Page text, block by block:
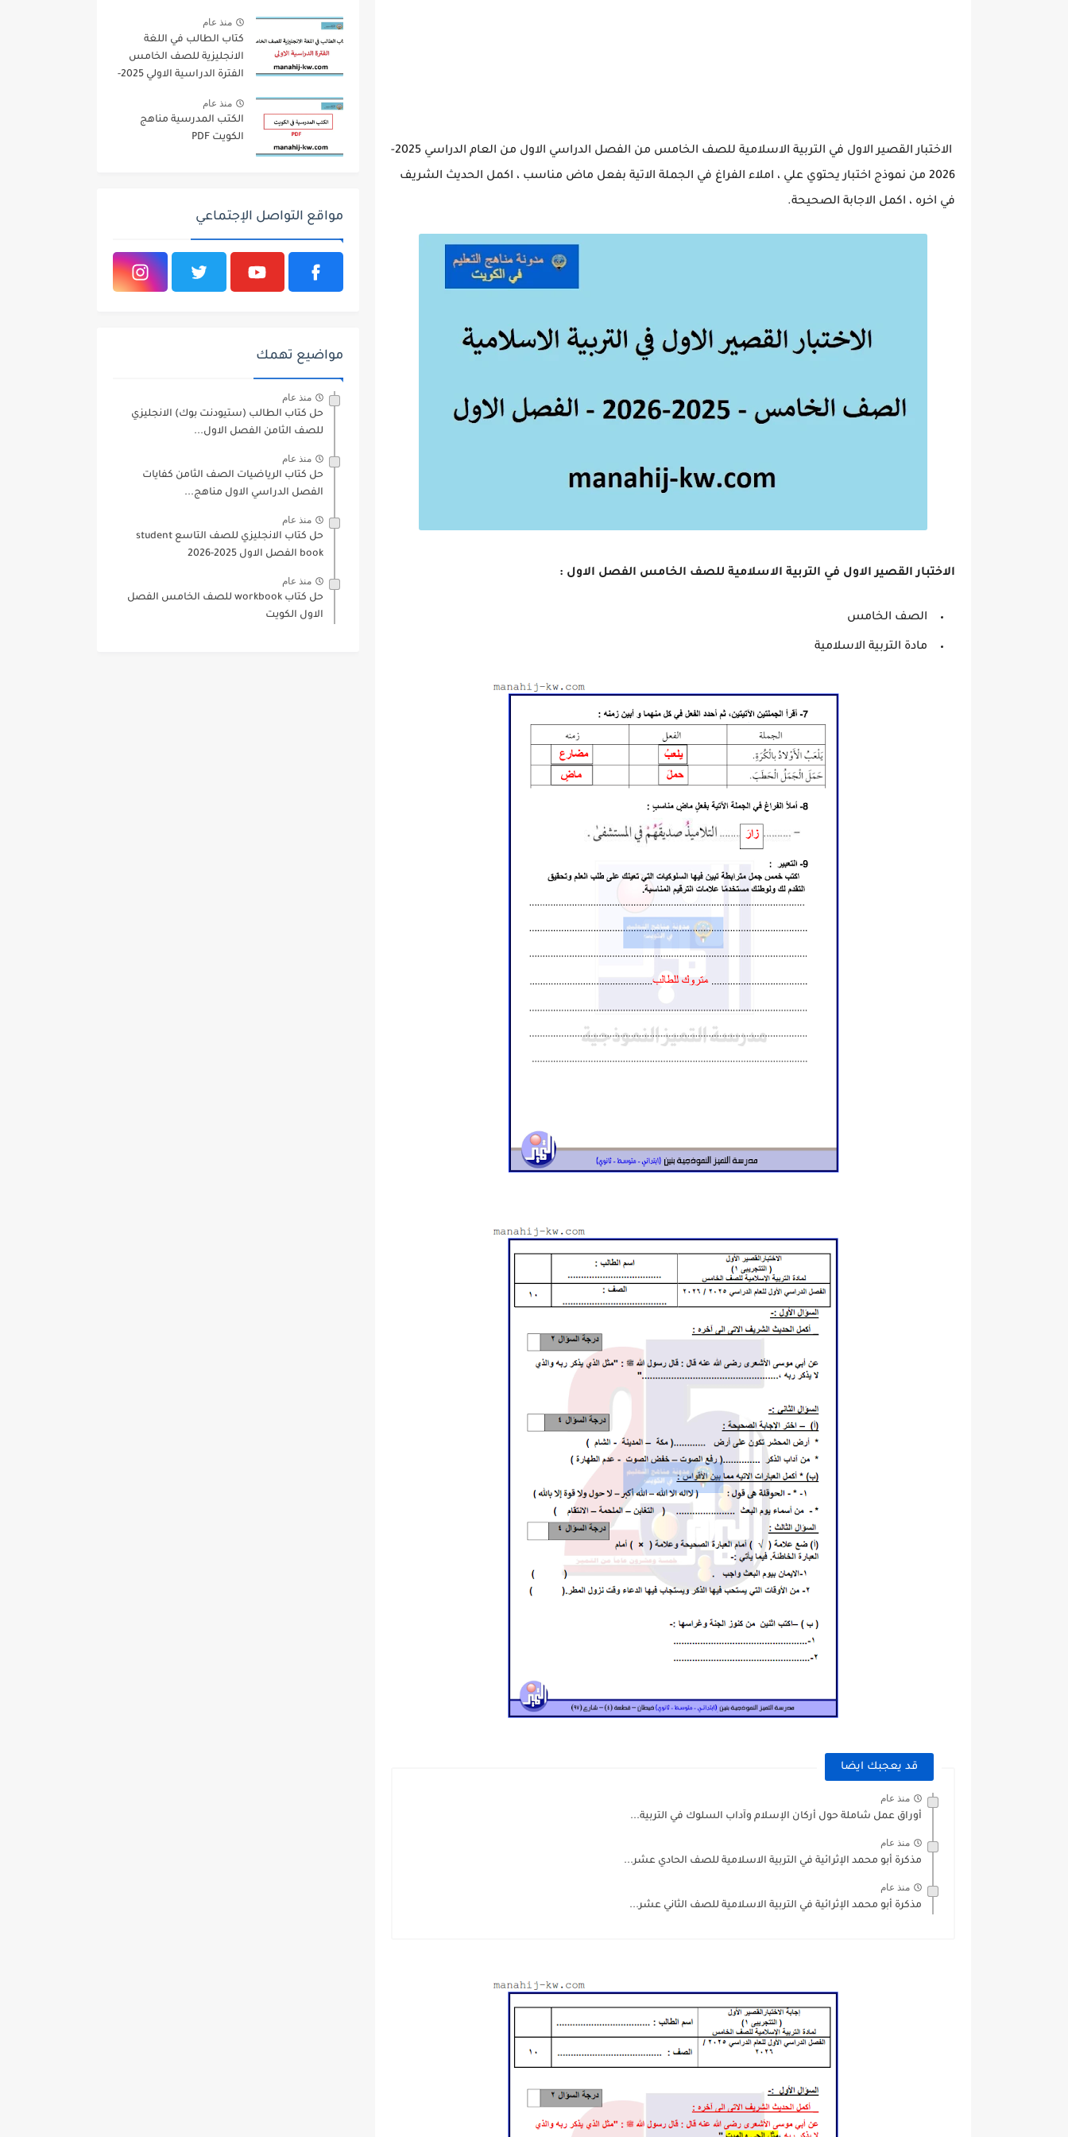
الاختبار القصير الاول في التربية الاسلامية للصف الخامس من الفصل الدراسي الاول من العام الدراسي 2025-
2026 من نموذج اختبار يحتوي علي ، املاء الفراغ في الجملة الاتية بفعل ماض مناسب ، اكمل الحديث الشريف
في اخره ، اكمل الاجابة الصحيحة.
الاختبار القصير الاول في التربية الاسلامية للصف الخامس الفصل الاول :
الصف الخامس
مادة التربية الاسلامية
قد يعجبك ايضا
منذ عام
أوراق عمل شاملة حول أركان الإسلام وآداب السلوك في التربية...
منذ عام
مذكرة أبو محمد الإثرائية في التربية الاسلامية للصف الحادي عشر...
منذ عام
مذكرة أبو محمد الإثرائية في التربية الاسلامية للصف الثاني عشر...
منذ عام
كتاب الطالب في اللغة
الانجليزية للصف الخامس
الفترة الدراسية الاولي 2025-
منذ عام
الكتب المدرسية مناهج
الكويت PDF
مواقع التواصل الإجتماعي
مواضيع تهمك
منذ عام
حل كتاب الطالب (ستيودنت بوك) الانجليزي
للصف الثامن الفصل الاول...
منذ عام
حل كتاب الرياضيات الصف الثامن كفايات
الفصل الدراسي الاول مناهج...
منذ عام
حل كتاب الانجليزي للصف التاسع student
book الفصل الاول 2025-2026
منذ عام
حل كتاب workbook للصف الخامس الفصل
الاول الكويت